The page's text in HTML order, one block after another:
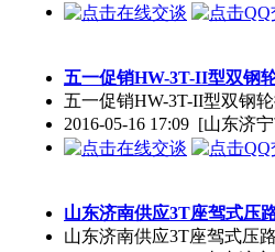
五一促销HW-3T-II型双钢
五一促销HW-3T-II型双钢
2016-05-16 17:09 [山东济
山东济南供应3T座驾式压
山东济南供应3T座驾式压